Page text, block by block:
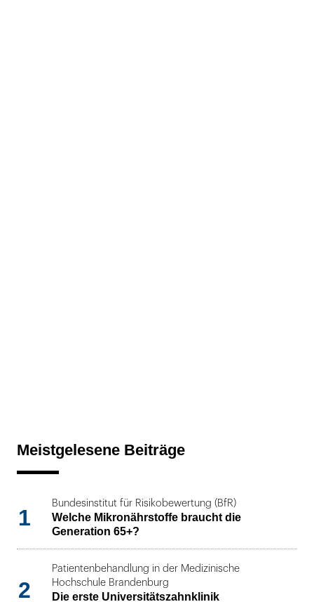
Meistgelesene Beiträge
1
Bundesinstitut für Risikobewertung (BfR)
Welche Mikronährstoffe braucht die
Generation 65+?
2
Patientenbehandlung in der Medizinische
Hochschule Brandenburg
Die erste Universitätszahnklinik